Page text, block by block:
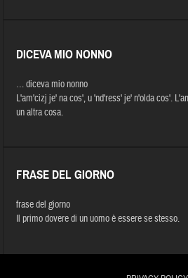
DICEVA MIO NONNO
… diceva mio nonno
L'am'cizj je' na cos', u 'nd'ress' je' n'olda cos'.
un altra cosa.
FRASE DEL GIORNO
frase del giorno
Il primo dovere di un uomo è essere se stesso.